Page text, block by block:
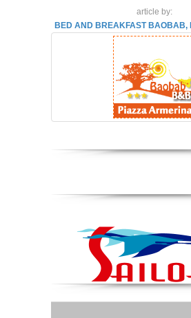
article by:
BED AND BREAKFAST BAOBAB,